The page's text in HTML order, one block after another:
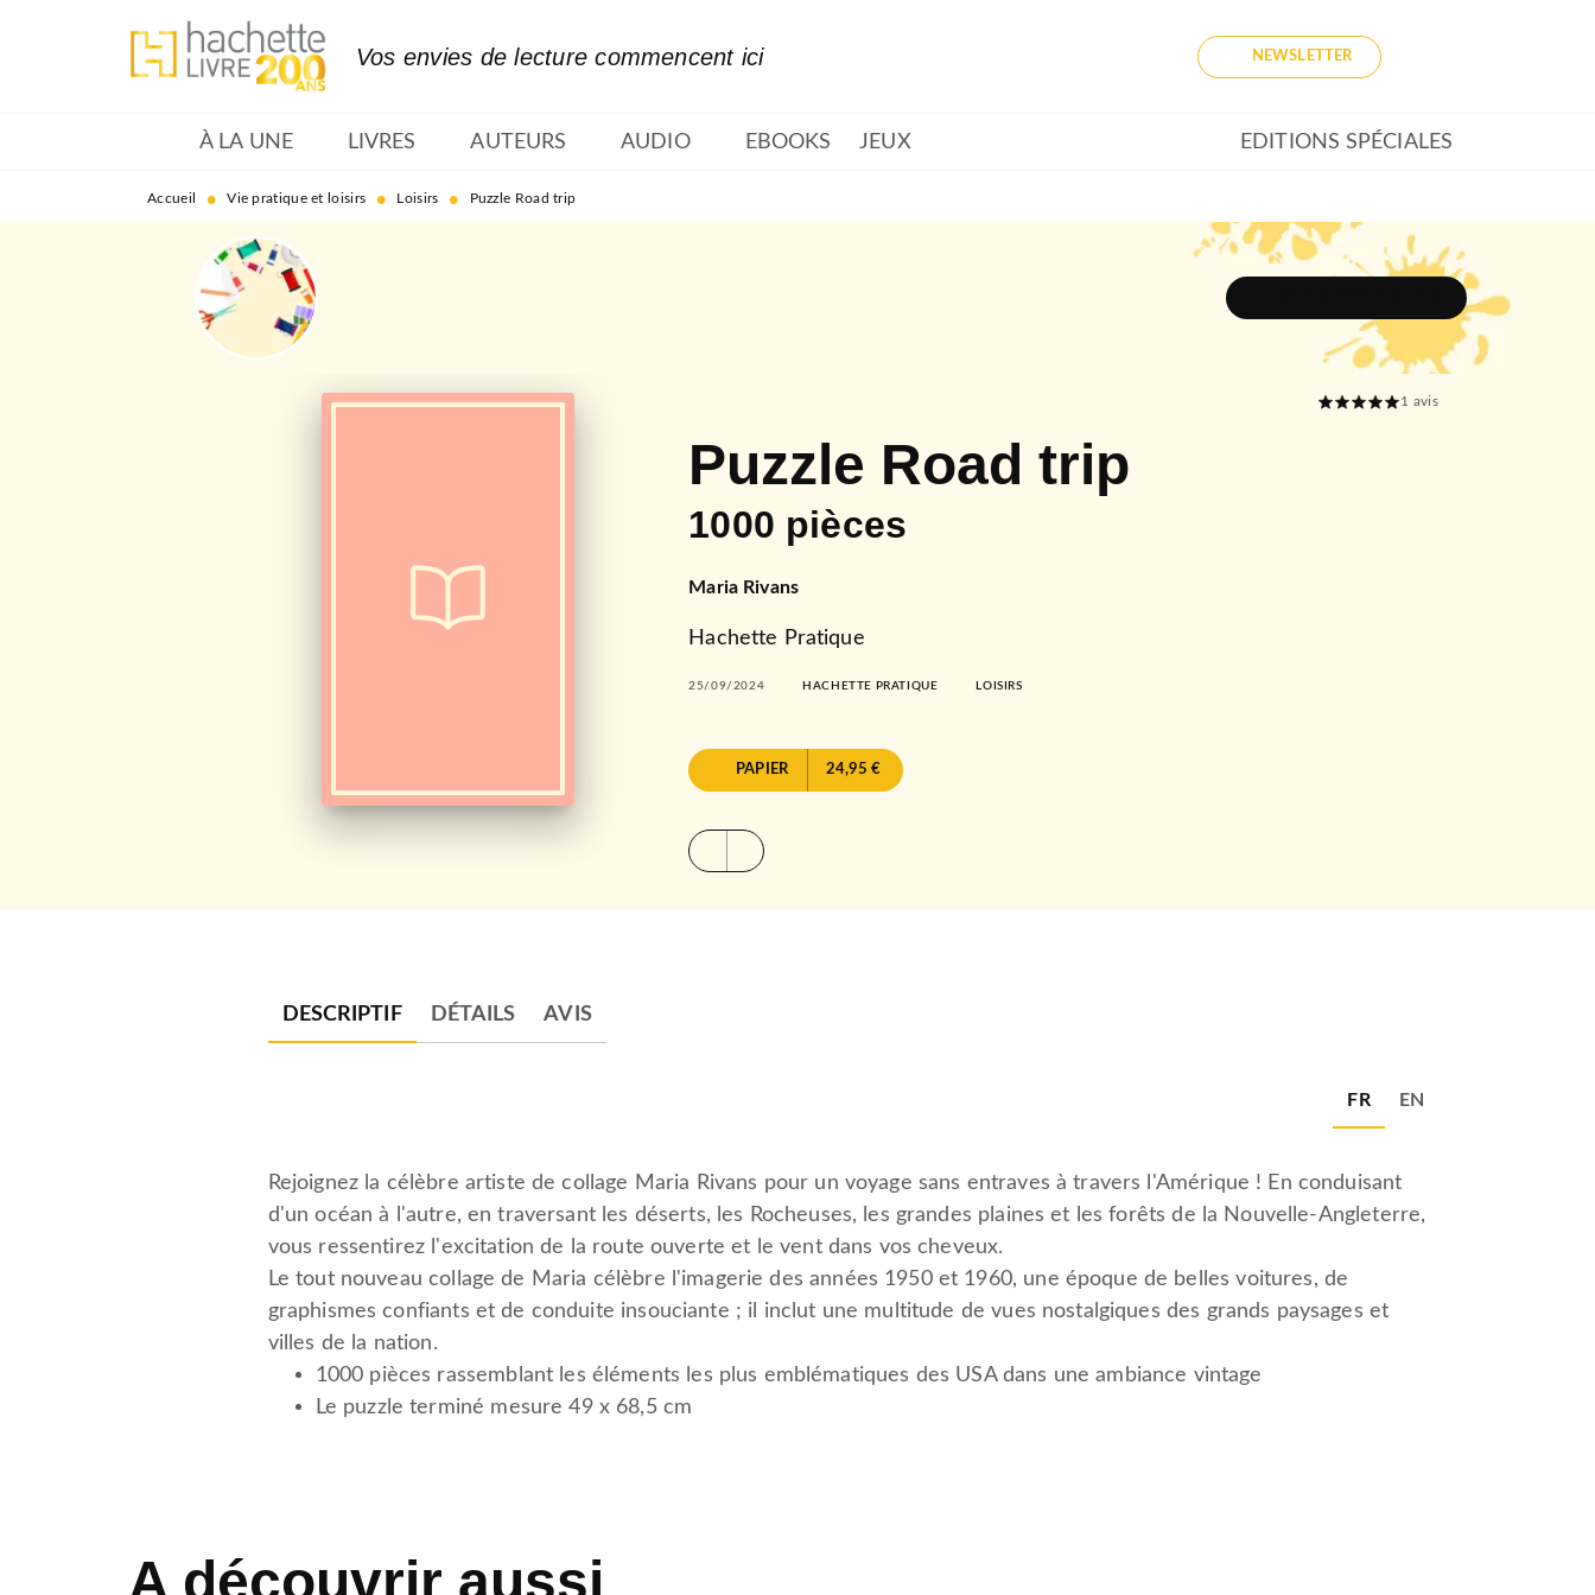
MENU RECHERCHE
Vos envies de lecture commencent ici NEWSLETTER
À LA UNE LIVRES AUTEURS AUDIO EBOOKS JEUX EDITIONS SPÉCIALES
Accueil • Vie pratique et loisirs • Loisirs • Puzzle Road trip
1 avis
Puzzle Road trip
1000 pièces
Maria Rivans
Hachette Pratique
25/09/2024 HACHETTE PRATIQUE LOISIRS
PAPIER 24,95 €
DESCRIPTIF DÉTAILS AVIS
FR EN
Rejoignez la célèbre artiste de collage Maria Rivans pour un voyage sans entraves à travers l'Amérique ! En conduisant
d'un océan à l'autre, en traversant les déserts, les Rocheuses, les grandes plaines et les forêts de la Nouvelle-Angleterre,
vous ressentirez l'excitation de la route ouverte et le vent dans vos cheveux.
Le tout nouveau collage de Maria célèbre l'imagerie des années 1950 et 1960, une époque de belles voitures, de
graphismes confiants et de conduite insouciante ; il inclut une multitude de vues nostalgiques des grands paysages et
villes de la nation.
1000 pièces rassemblant les éléments les plus emblématiques des USA dans une ambiance vintage
Le puzzle terminé mesure 49 x 68,5 cm
A découvrir aussi